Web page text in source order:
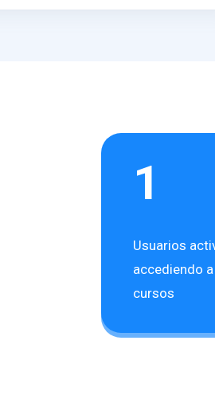
1
Usuarios
accediendo
cursos